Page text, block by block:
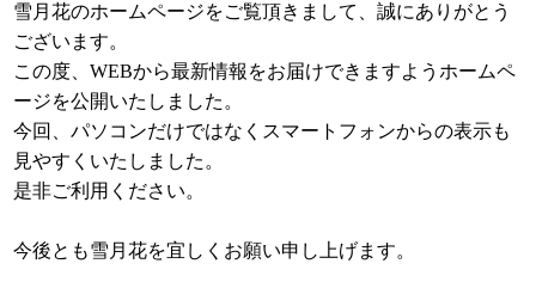
雪月花のホームページをご覧頂きまして、誠にありがとう
ございます。
この度、WEBから最新情報をお届けできますようホームペ
ージを公開いたしました。
今回、パソコンだけではなくスマートフォンからの表示も
見やすくいたしました。
是非ご利用ください。
今後とも雪月花を宜しくお願い申し上げます。